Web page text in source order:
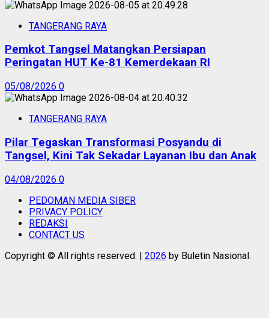
TANGERANG RAYA
Pemkot Tangsel Matangkan Persiapan
Peringatan HUT Ke-81 Kemerdekaan RI
05/08/2026 0
TANGERANG RAYA
Pilar Tegaskan Transformasi Posyandu di
Tangsel, Kini Tak Sekadar Layanan Ibu dan Anak
04/08/2026 0
PEDOMAN MEDIA SIBER
PRIVACY POLICY
REDAKSI
CONTACT US
Copyright © All rights reserved. | 2026 by Buletin Nasional.